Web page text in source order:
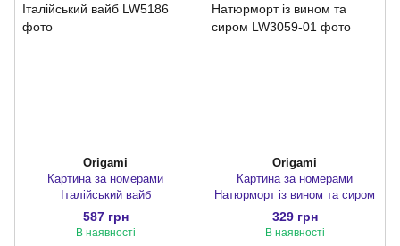
Origami
Картина за номерами
Італійський вайб
587 грн
В наявності
Origami
Картина за номерами
Натюрморт із вином та сиром
329 грн
В наявності